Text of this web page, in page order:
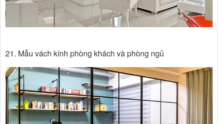
21. Mẫu vách kính phòng khách và phòng ngủ